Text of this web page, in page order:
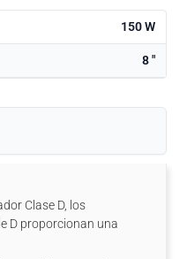
150 W
8 "
Clase D, los
D proporcionan una